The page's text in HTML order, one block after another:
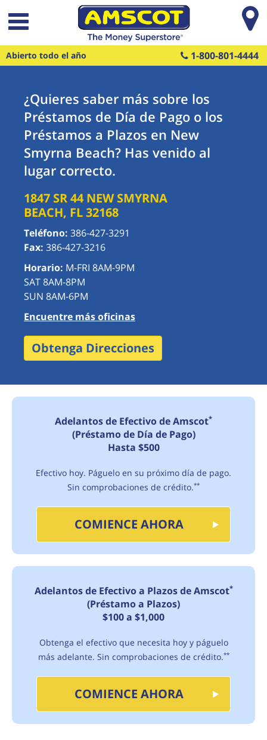
Saltar al contenido principal
Abierto todo el año 1-800-801-4444
¿Quieres saber más sobre los
Préstamos de Día de Pago o los
Préstamos a Plazos en New
Smyrna Beach? Has venido al
lugar correcto.
1847 SR 44 NEW SMYRNA
BEACH, FL32168
Teléfono: 386-427-3291
Fax: 386-427-3216
Horario: M-FRI 8AM-9PM
SAT 8AM-8PM
SUN 8AM-6PM
Encuentre más oficinas
Obtenga Direcciones
Adelantos de Efectivo de Amscot*
(Préstamo de Día de Pago)
Hasta $500
Efectivo hoy. Páguelo en su próximo día de pago.
Sin comprobaciones de crédito.**
COMIENCE AHORA
Adelantos de Efectivo a Plazos de Amscot*
(Préstamo a Plazos)
$100 a $1,000
Obtenga el efectivo que necesita hoy y páguelo
más adelante. Sin comprobaciones de crédito.**
COMIENCE AHORA